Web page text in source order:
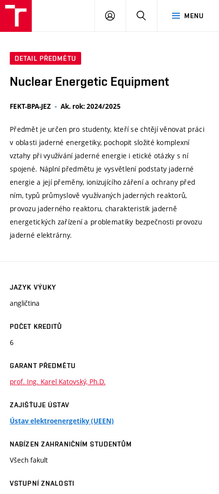
MENU
PŘIHLÁSIT
DETAIL PŘEDMĚTU
Nuclear Energetic Equipment
FEKT-BPA-JEZ Ak. rok: 2024/2025
Předmět je určen pro studenty, kteří se chtějí věnovat práci
v oblasti jaderné energetiky, pochopit složité komplexní
vztahy při využívání jaderné energie i etické otázky s ní
spojené. Náplní předmětu je vysvětlení podstaty jaderné
energie a její přeměny, ionizujícího záření a ochrany před
ním, typů průmyslově využívaných jaderných reaktorů,
provozu jaderného reaktoru, charakteristik jaderně
energetických zařízení a problematiky bezpečnosti provozu
jaderné elektrárny.
JAZYK VÝUKY
angličtina
POČET KREDITŮ
6
GARANT PŘEDMĚTU
prof. Ing. Karel Katovský, Ph.D.
ZAJIŠŤUJE ÚSTAV
Ústav elektroenergetiky (UEEN)
NABÍZEN ZAHRANIČNÍM STUDENTŮM
Všech fakult
VSTUPNÍ ZNALOSTI